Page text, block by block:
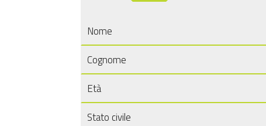
Nome
Cognome
Età
Stato civile